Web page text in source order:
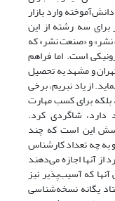
وارد بازار
سه رشته از این
و «صنعت نشر» که
است. اما فراهم
و مشهد به تحصیل
از یاد نبریم، برخی
برای کسب مهارت
دارد، شاگردی کرد.
این است که چند
به چه تعداد کارشناس
از آنها اجازه می‌دهند
که آسیب‌پذیر نیز
یگانه نسخه‌شناسی